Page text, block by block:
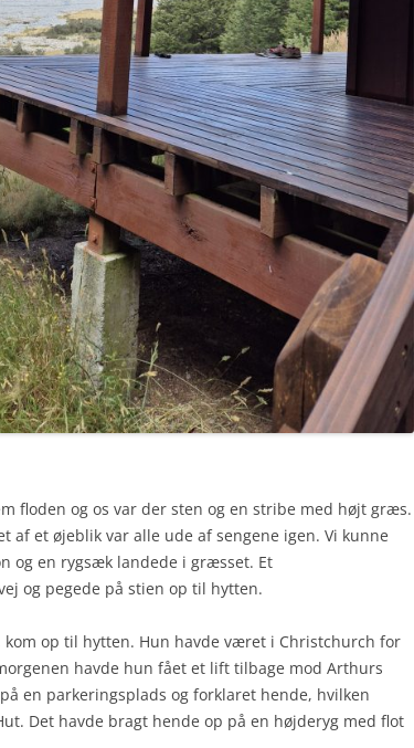
floden og os var der sten og en stribe med højt græs.
af et øjeblik var alle ude af sengene igen. Vi kunne
og en rygsæk landede i græsset. Et
og pegede på stien op til hytten.
kom op til hytten. Hun havde været i Christchurch for
havde hun fået et lift tilbage mod Arthurs
en parkeringsplads og forklaret hende, hvilken
Det havde bragt hende op på en højderyg med flot